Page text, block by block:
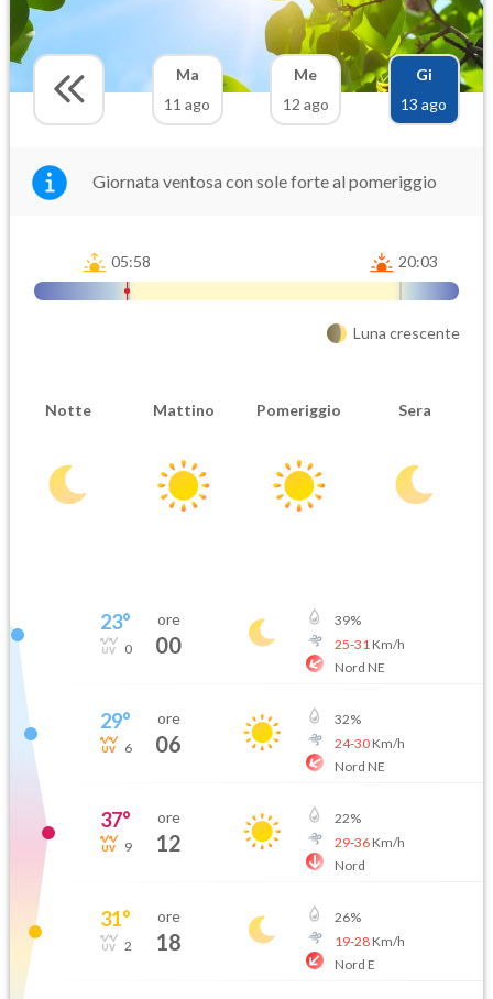
Ma
11 ago
Me
12 ago
Gi
13 ago
Giornata ventosa con sole forte al pomeriggio
05:58 20:03
Luna crescente
Notte Mattino Pomeriggio Sera
23°
0
ore
00
39%
25-31 Km/h
Nord NE
29°
6
ore
06
32%
24-30Km/h
Nord NE
37°
9
ore
12
22%
29-36Km/h
Nord
31°
2
ore
18
26%
19-28Km/h
Nord E